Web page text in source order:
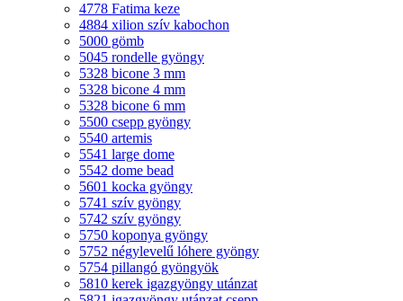
4778 Fatima keze
4884 xilion szív kabochon
5000 gömb
5045 rondelle gyöngy
5328 bicone 3 mm
5328 bicone 4 mm
5328 bicone 6 mm
5500 csepp gyöngy
5540 artemis
5541 large dome
5542 dome bead
5601 kocka gyöngy
5741 szív gyöngy
5742 szív gyöngy
5750 koponya gyöngy
5752 négylevelű lóhere gyöngy
5754 pillangó gyöngyök
5810 kerek igazgyöngy utánzat